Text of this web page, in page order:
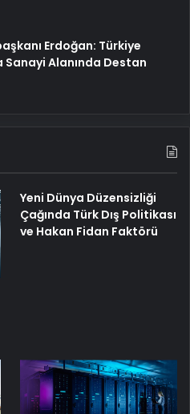
Erdoğan: Türkiye
Sanayi Alanında Destan
Yeni Dünya Düzensizliği
Çağında Türk Dış Politikası
ve Hakan Fidan Faktörü